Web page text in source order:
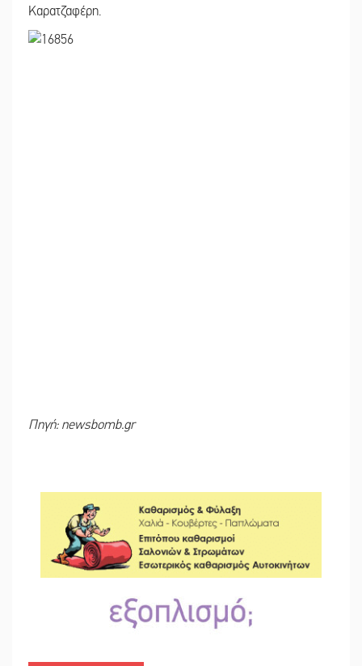
Καρατζαφέρη.
Πηγή: newsbomb.gr